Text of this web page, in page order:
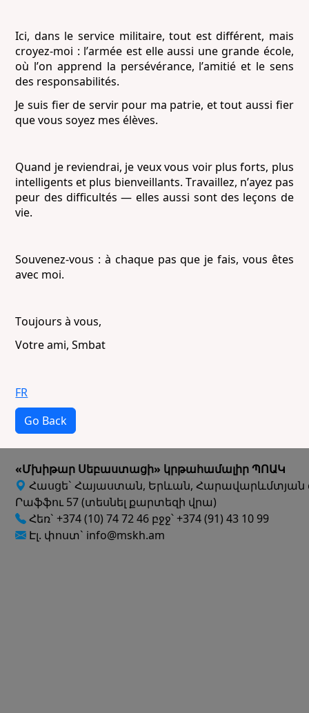
Ici, dans le service militaire, tout est différent, mais
croyez-moi : l’armée est elle aussi une grande école,
où l’on apprend la persévérance, l’amitié et le sens
des responsabilités.
Je suis fier de servir pour ma patrie, et tout aussi fier
que vous soyez mes élèves.
Quand je reviendrai, je veux vous voir plus forts, plus
intelligents et plus bienveillants. Travaillez, n’ayez pas
peur des difficultés — elles aussi sont des leçons de
vie.
Souvenez-vous : à chaque pas que je fais, vous êtes
avec moi.
Toujours à vous,
Votre ami, Smbat
FR
Go Back
«Մխիթար Սեբաստացի» կրթահամալիր ՊՈԱԿ
Հասցե` Հայաստան, Երևան, Հարավարևմտյան
Րաֆֆու 57 (տեսնել քարտեզի վրա)
Հեռ` +374 (10) 74 72 46 բջջ՝ +374 (91) 43 10 99
Էլ. փոստ` info@mskh.am